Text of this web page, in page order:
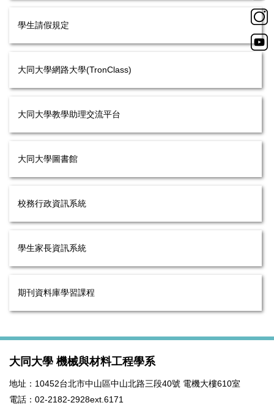
學生請假規定
大同大學網路大學(TronClass)
大同大學教學助理交流平台
大同大學圖書館
校務行政資訊系統
學生家長資訊系統
期刊資料庫學習課程
大同大學 機械與材料工程學系
地址：10452台北市中山區中山北路三段40號 電機大樓610室
電話：02-2182-2928ext.6171